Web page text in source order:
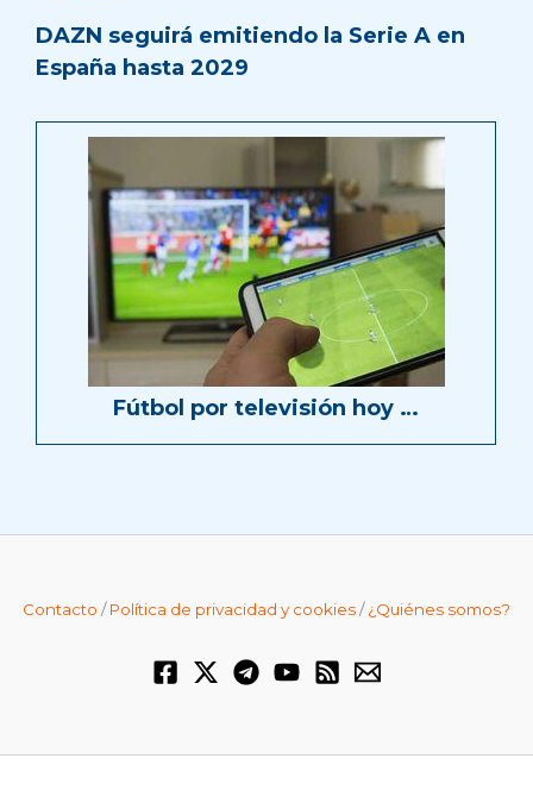
DAZN seguirá emitiendo la Serie A en
España hasta 2029
Fútbol por televisión hoy …
Contacto /Política de privacidad y cookies/¿Quiénes somos?